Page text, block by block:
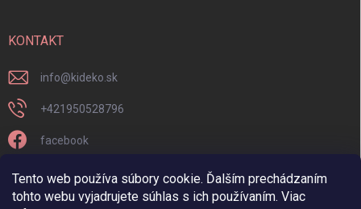
Tento web používa súbory cookie. Ďalším prechádzaním
tohto webu vyjadrujete súhlas s ich používaním. Viac
KONTAKT
info@kideko.sk
+421950528796
facebook
kideko.sk/